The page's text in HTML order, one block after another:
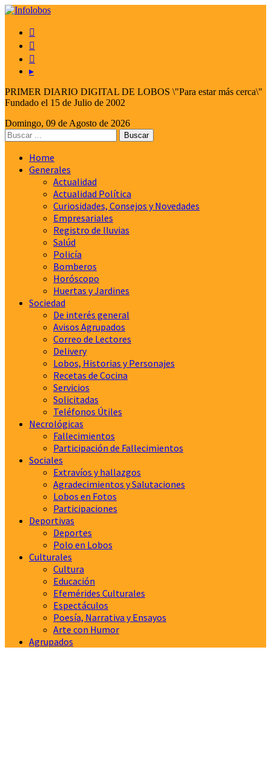



▸
PRIMER DIARIO DIGITAL DE LOBOS \"Para estar más cerca\"
Fundado el 15 de Julio de 2002
Domingo, 09 de Agosto de 2026
Home
Generales
Actualidad
Actualidad Política
Curiosidades, Consejos y Novedades
Empresariales
Registro de lluvias
Salúd
Policía
Bomberos
Horóscopo
Huertas y Jardines
Sociedad
De interés general
Avisos Agrupados
Correo de Lectores
Delivery
Lobos, Historias y Personajes
Recetas de Cocina
Servicios
Solicitadas
Teléfonos Útiles
Necrológicas
Fallecimientos
Participación de Fallecimientos
Sociales
Extravíos y hallazgos
Agradecimientos y Salutaciones
Lobos en Fotos
Participaciones
Deportivas
Deportes
Polo en Lobos
Culturales
Cultura
Educación
Efemérides Culturales
Espectáculos
Poesía, Narrativa y Ensayos
Arte con Humor
Agrupados